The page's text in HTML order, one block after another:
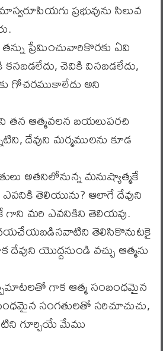
ప్రభువును సిలువ
తన్ను ప్రేమించువారికొరకు ఏవి
చెవికి వినబడలేదు,
గోచరముకాలేదు అని
తన ఆత్మవలన బయలుపరచి
దేవుని మర్మములను కూడ
అతనిలోనున్న మనుష్యాత్మకే
తెలియును? ఆలాగే దేవుని
గాని మరి ఎవనికిని తెలియవు.
తెలిసికొనుటకై
యొద్దనుండి వచ్చు ఆత్మను
గాక ఆత్మ సంబంధమైన
సంగతులతో సరిచూచుచు,
గూర్చియే మేము